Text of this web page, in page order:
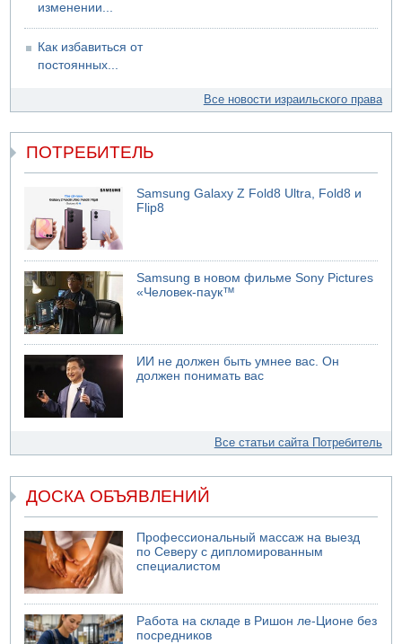
изменении...
Как избавиться от
постоянных...
Все новости израильского права
ПОТРЕБИТЕЛЬ
Samsung Galaxy Z Fold8 Ultra, Fold8 и
Flip8
Samsung в новом фильме Sony Pictures
«Человек-паук™
ИИ не должен быть умнее вас. Он
должен понимать вас
Все статьи сайта Потребитель
ДОСКА ОБЪЯВЛЕНИЙ
Профессиональный массаж на выезд
по Северу с дипломированным
специалистом
Работа на складе в Ришон ле-Ционе без
посредников